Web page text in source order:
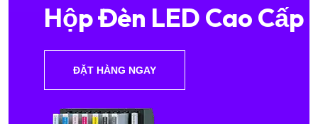
Hộp Đèn LED Cao Cấp
ĐẶT HÀNG NGAY